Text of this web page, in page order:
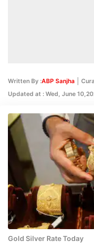
Written By :ABP Sanjha
Updated at : Wed, June
Gold Silver Rate Today